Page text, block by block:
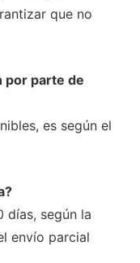
que no
por parte de
es según el
días, según la
envío parcial